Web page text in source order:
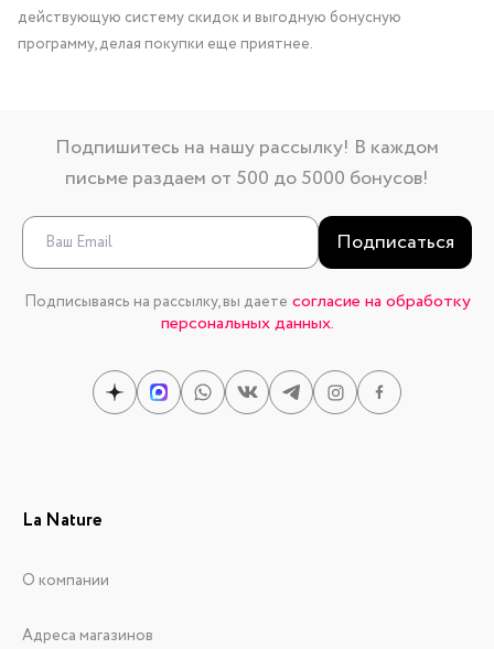
действующую систему скидок и выгодную бонусную
программу, делая покупки еще приятнее.
Подпишитесь на нашу рассылку! В каждом
письме раздаем от 500 до 5000 бонусов!
Подписаться
Подписываясь на рассылку, вы даете согласие на обработку
персональных данных.
La Nature
О компании
Адреса магазинов